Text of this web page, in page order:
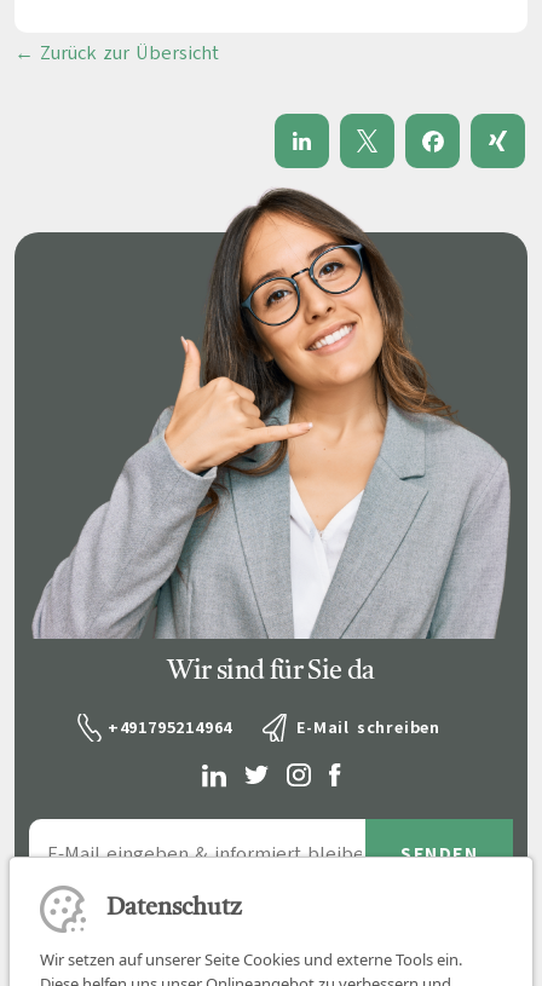
← Zurück zur Übersicht
Wir sind für Sie da
+491795214964 E-Mail schreiben
Datenschutz
Wir setzen auf unserer Seite Cookies und externe Tools ein.